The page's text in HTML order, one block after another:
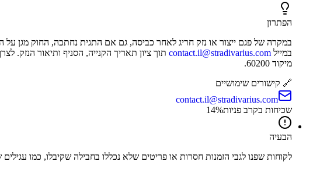
הפתרון
במקרה של פגם ייצור או נזק חריג לאחר כביסה, גם אם התגית נחתכה, החוק מגן
במייל contact.il@stradivarius.com
מיקוד 60200.
🔗 קישורים שימושיים
contact.il@stradivarius.com
שכיחות בקרב פניות
14%
הבעיה
לקוחות שפנו לגבי הזמנות חסרות או פריטים שלא נכללו בחבילה שקיבלו, כמו